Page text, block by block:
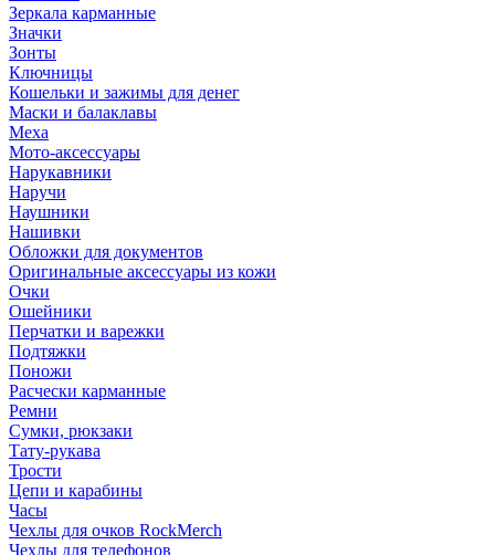
Зеркала карманные
Значки
Зонты
Ключницы
Кошельки и зажимы для денег
Маски и балаклавы
Меха
Мото-аксессуары
Нарукавники
Наручи
Наушники
Нашивки
Обложки для документов
Оригинальные аксессуары из кожи
Очки
Ошейники
Перчатки и варежки
Подтяжки
Поножи
Расчески карманные
Ремни
Сумки, рюкзаки
Тату-рукава
Трости
Цепи и карабины
Часы
Чехлы для очков RockMerch
Чехлы для телефонов